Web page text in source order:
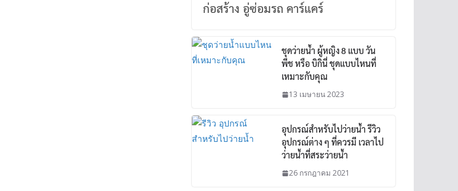
ก่อสร้าง อู่ซ่อมรถ คาร์แคร์
ชุดว่ายน้ำ ผู้หญิง 8 แบบ วัน
พีช หรือ บิกินี่ ชุดแบบไหนที่
เหมาะกับคุณ
13 เมษายน 2023
อุปกรณ์สำหรับไปว่ายน้ำ รีวิว
อุปกรณ์ต่าง ๆ ที่ควรมี เวลาไป
ว่ายน้ำที่สระว่ายน้ำ
26 กรกฎาคม 2021